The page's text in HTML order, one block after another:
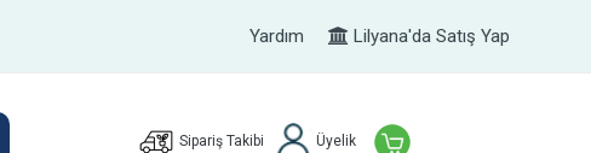
Yardım Lilyana'da Satış Yap
Sipariş Takibi Üyelik